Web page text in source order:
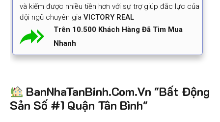
và kiếm được nhiều tiền hơn với sự trợ giúp đắc lực của
đội ngũ chuyên gia VICTORY REAL
Trên 10.500 Khách Hàng Đã Tìm Mua
Nhanh
BanNhaTanBinh.Com.Vn "Bất Động
Sản Số #1 Quận Tân Bình"